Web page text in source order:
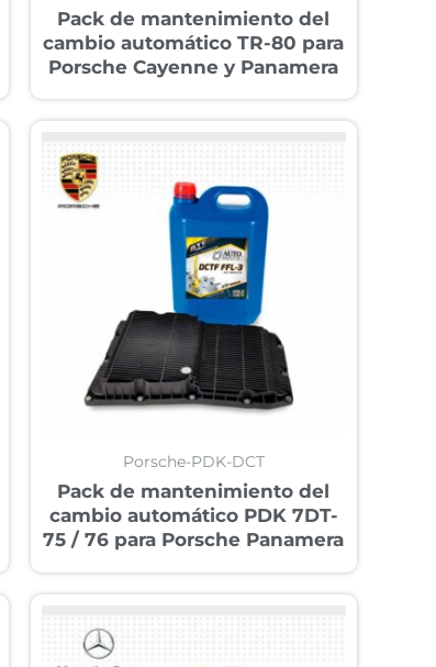
Pack de mantenimiento del
cambio automático TR-80 para
Porsche Cayenne y Panamera
Porsche-PDK-DCT
Pack de mantenimiento del
cambio automático PDK 7DT-
75 / 76 para Porsche Panamera